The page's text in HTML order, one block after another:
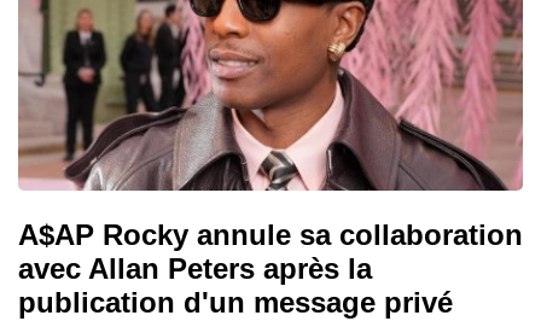
A$AP Rocky annule sa collaboration
avec Allan Peters après la
publication d'un message privé